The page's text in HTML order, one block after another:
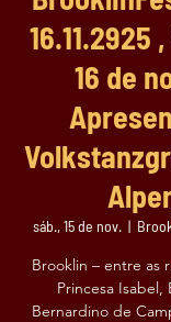
16.11.2925
16 de
sáb., 15 de nov.
  |
Brooklin – entre as
Princesa Isabel,
Bernardino de